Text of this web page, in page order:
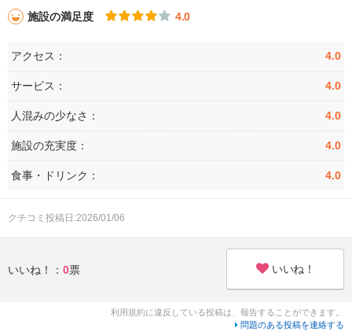
施設の満足度 4.0
アクセス： 4.0
サービス： 4.0
人混みの少なさ： 4.0
施設の充実度： 4.0
食事・ドリンク： 4.0
クチコミ投稿日:2026/01/06
いいね！： 0票 いいね！
利用規約に違反している投稿は、報告することができます。
問題のある投稿を連絡する